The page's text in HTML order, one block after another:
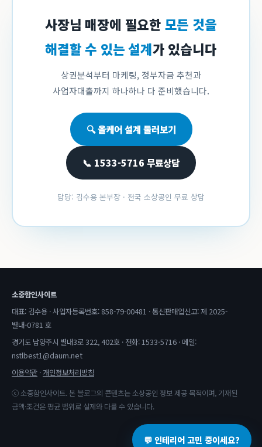
사장님 매장에 필요한 모든 것을
해결할 수 있는 설계가 있습니다
상권분석부터 마케팅, 정부자금 추천과
사업자대출까지 하나하나 다 준비했습니다.
🔍 올케어 설계 둘러보기
📞 1533-5716 무료상담
담당: 김수용 본부장 · 전국 소상공인 무료 상담
소중함인사이트
대표: 김수용 · 사업자등록번호: 858-79-00481 · 통신판매업신고: 제 2025-
별내-0781 호
경기도 남양주시 별내3로 322, 402호 · 전화: 1533-5716 · 메일:
nstlbest1@daum.net
이용약관 ·개인정보처리방침
ⓒ 소중함인사이트. 본 블로그의 콘텐츠는 소상공인 정보 제공 목적이며, 기재된
금액·조건은 평균 범위로 실제와 다를 수 있습니다.
💬 인테리어 고민 중이세요?